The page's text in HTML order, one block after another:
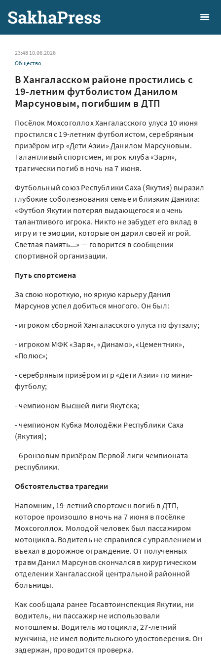
23:48 10.06.2026
Общество
В Хангаласском районе простились с
19-летним футболистом Данилом
Марсуновым, погибшим в ДТП
Посёлок Мохсоголлох Хангаласского улуса 10 июня
простился с 19-летним футболистом, серебряным
призёром игр «Дети Азии» Данилом Марсуновым.
Талантливый спортсмен, игрок клуба «Заря»,
трагически погиб в ночь на 7 июня.
Футбольный союз Республики Саха (Якутия) выразил
глубокие соболезнования семье и близким Данила:
«Футбол Якутии потерял выдающегося и очень
талантливого игрока. Никто не забудет его вклад в
игру и те эмоции, которые он дарил своей игрой.
Светлая память...» — говорится в сообщении
спортивной организации.
Путь спортсмена
За свою короткую, но яркую карьеру Данил
Марсунов успел добиться многого. Он был:
- игроком сборной Хангаласского улуса по футзалу;
- игроком МФК «Заря», «Динамо», «Цементник»,
«Полюс»;
- серебряным призёром игр «Дети Азии» по мини-
футболу;
- чемпионом Высшей лиги Якутска;
- чемпионом Кубка Молодёжи Республики Саха
(Якутия);
- бронзовым призёром Первой лиги чемпионата
республики.
Обстоятельства трагедии
Напомним, 19-летний спортсмен погиб в ДТП,
которое произошло в ночь на 7 июня в посёлке
Мохсоголлох. Молодой человек был пассажиром
мотоцикла. Водитель не справился с управлением и
въехал в дорожное ограждение. От полученных
травм Данил Марсунов скончался в хирургическом
отделении Хангаласской центральной районной
больницы.
Как сообщала ранее Госавтоинспекция Якутии, ни
водитель, ни пассажир не использовали
мотошлемы. Водитель мотоцикла, 27-летний
мужчина, не имел водительского удостоверения. Он
задержан, проводится проверка.